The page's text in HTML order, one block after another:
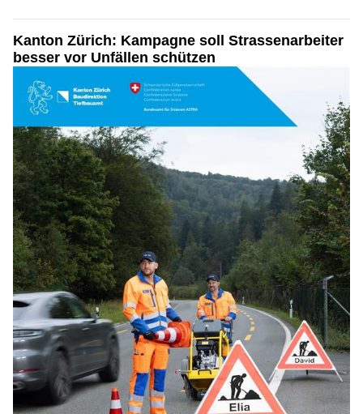
Kanton Zürich: Kampagne soll Strassenarbeiter
besser vor Unfällen schützen